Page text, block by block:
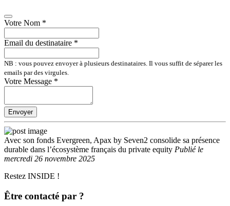
Votre Nom *
Email du destinataire *
NB : vous pouvez envoyer à plusieurs destinataires. Il vous suffit de séparer les
emails par des virgules.
Votre Message *
Envoyer
Avec son fonds Evergreen, Apax by Seven2 consolide sa présence
durable dans l’écosystème français du private equity Publiéle
mercredi 26 novembre 2025
Restez INSIDE !
Être contacté par ?